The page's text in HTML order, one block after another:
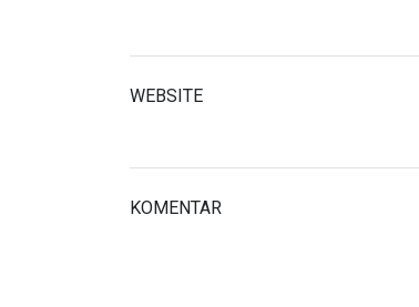
WEBSITE
KOMENTAR